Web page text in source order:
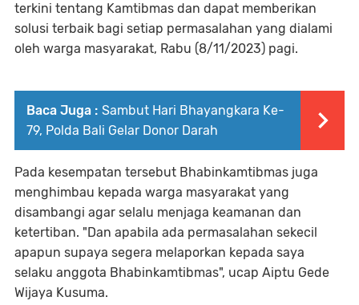
terkini tentang Kamtibmas dan dapat memberikan
solusi terbaik bagi setiap permasalahan yang dialami
oleh warga masyarakat, Rabu (8/11/2023) pagi.
Baca Juga : Sambut Hari Bhayangkara Ke-
79, Polda Bali Gelar Donor Darah
Pada kesempatan tersebut Bhabinkamtibmas juga
menghimbau kepada warga masyarakat yang
disambangi agar selalu menjaga keamanan dan
ketertiban. "Dan apabila ada permasalahan sekecil
apapun supaya segera melaporkan kepada saya
selaku anggota Bhabinkamtibmas", ucap Aiptu Gede
Wijaya Kusuma.